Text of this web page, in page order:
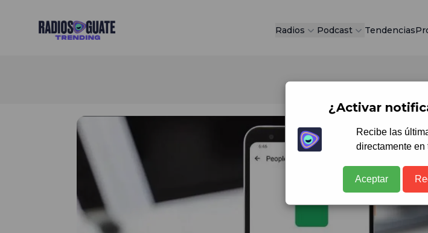
Radios Guate Radios Podcast Tendencias
¿Activar
Recibe las
directamente en
Aceptar